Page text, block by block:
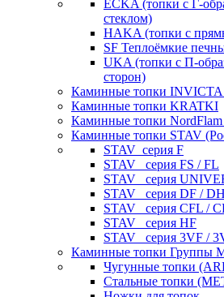
ECKA (топки с Г-
стеклом)
HAKA (топки с
SF Теплоёмкие
UKA (топки с П-
сторон)
Каминные топки
Каминные топки KRATKI
Каминные топки
Каминные топки STAV
STAV_серия F
STAV_ серия FS / FL
STAV_ серия
STAV_ серия DF /
STAV_ серия CFL /
STAV_ серия HF
STAV_ серия 3VF /
Каминные топки Группы
Чугунные топки
Стальные топки